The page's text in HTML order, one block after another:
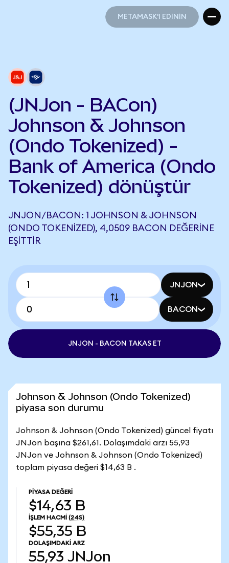
METAMASK'I EDİNİN
(JNJon - BACon)
Johnson & Johnson
(Ondo Tokenized) -
Bank of America (Ondo
Tokenized) dönüştür
JNJON/BACON: 1 JOHNSON & JOHNSON
(ONDO TOKENIZED), 4,0509 BACON DEĞERINE
EŞITTIR
JNJON
BACON
JNJON - BACON TAKAS ET
Johnson & Johnson (Ondo Tokenized)
piyasa son durumu
Johnson & Johnson (Ondo Tokenized) güncel fiyatı
JNJon başına $261,61. Dolaşımdaki arzı 55,93
JNJon ve Johnson & Johnson (Ondo Tokenized)
toplam piyasa değeri $14,63 B .
PIYASA DEĞERI
$14,63 B
İŞLEM HACMI (24S)
$55,35 B
DOLAŞIMDAKI ARZ
55,93 JNJon